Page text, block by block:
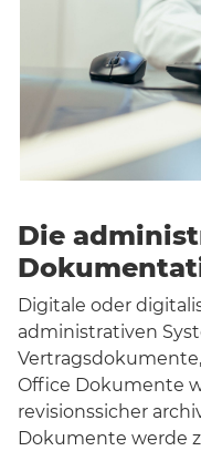
Die
Digitale oder
administrativen
Office Dokumente
revisionssicher
Dokumente werde